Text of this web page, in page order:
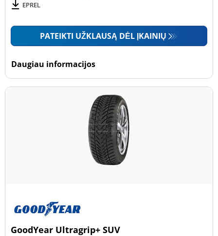
EPREL
PATEIKTI UŽKLAUSĄ DĖL ĮKAINIŲ
Daugiau informacijos
GoodYear Ultragrip+ SUV